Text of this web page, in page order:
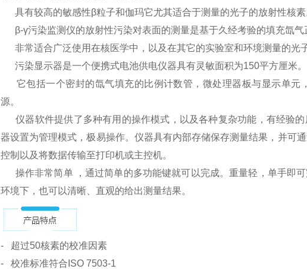
具有较高的敏感性β粒子和伽玛它尤其适合于测量的光子的放射性核素
β-γ污染监测仪的放射性污染对表面的测量是基于久经考验的填充氙气
非常适合广泛使用在核医学中，以及在其它的实验室和环境测量的光
污染显示器是一个便携式电池供电仪器具有灵敏面积为150平方厘米。
它包括一个密封的氙气填充的比例计数管，微处理器板与显示单元
源。
仪器软件提供了多种有用的操作模式，以及各种复杂功能，有经验
器设置为管理模式，极易操作。仪器具有内部存储保存测量结果，并可
控制以及将数据传输至打印机或主控机。
操作非常简单 ，通过简单的多功能键就可以完成。重量轻，单手即
环境下，也可以清晰、直观的给出测量结果。
- 超过50核素的校准因素
- 校准标准符合ISO 7503-1